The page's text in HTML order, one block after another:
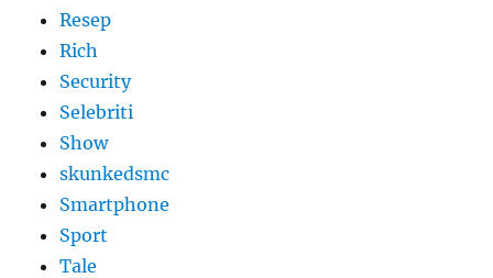
Resep
Rich
Security
Selebriti
Show
skunkedsmc
Smartphone
Sport
Tale